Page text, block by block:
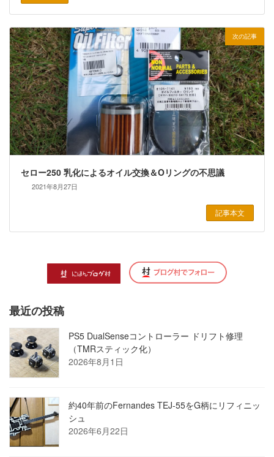
次の記事
セロー250 乳化によるオイル交換＆Oリングの不思議
2021年8月27日
記事本文
最近の投稿
PS5 DualSenseコントローラー ドリフト修理
（TMRスティック化）
2026年8月1日
約40年前のFernandes TEJ-55をG柄にリフィニッ
シュ
2026年6月22日